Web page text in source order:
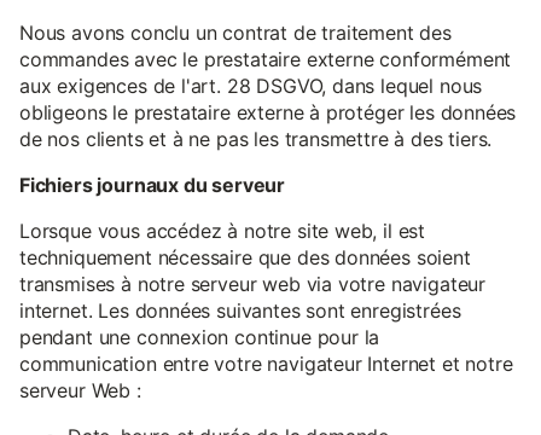
Nous avons conclu un contrat de traitement des
commandes avec le prestataire externe conformément
aux exigences de l'art. 28 DSGVO, dans lequel nous
obligeons le prestataire externe à protéger les données
de nos clients et à ne pas les transmettre à des tiers.
Fichiers journaux du serveur
Lorsque vous accédez à notre site web, il est
techniquement nécessaire que des données soient
transmises à notre serveur web via votre navigateur
internet. Les données suivantes sont enregistrées
pendant une connexion continue pour la
communication entre votre navigateur Internet et notre
serveur Web :